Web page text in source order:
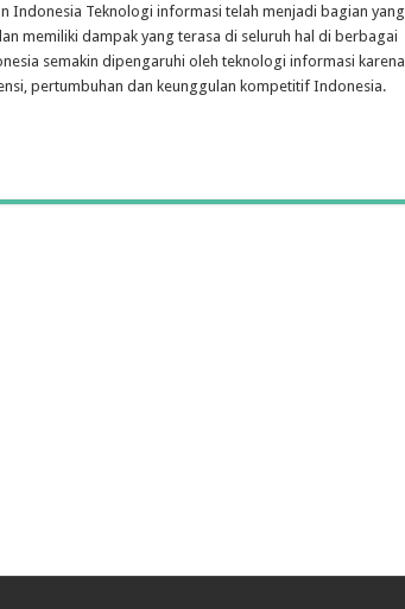
Teknologi
Informasi
dalam
Perekonomian
Indonesia
Indonesia Teknologi informasi telah menjadi bagian yang
memiliki dampak yang terasa di seluruh hal di berbagai
semakin dipengaruhi oleh teknologi informasi karena
pertumbuhan dan keunggulan kompetitif Indonesia.